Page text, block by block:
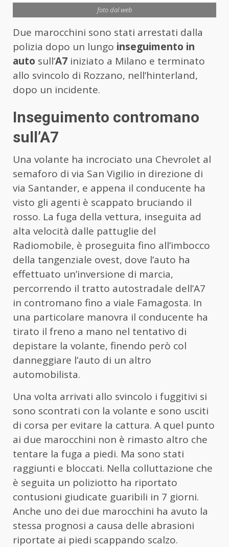
foto dal web
Due marocchini sono stati arrestati dalla
polizia dopo un lungo inseguimento in
auto sull’A7 iniziato a Milano e terminato
allo svincolo di Rozzano, nell’hinterland,
dopo un incidente.
Inseguimento contromano
sull’A7
Una volante ha incrociato una Chevrolet al
semaforo di via San Vigilio in direzione di
via Santander, e appena il conducente ha
visto gli agenti è scappato bruciando il
rosso. La fuga della vettura, inseguita ad
alta velocità dalle pattuglie del
Radiomobile, è proseguita fino all’imbocco
della tangenziale ovest, dove l’auto ha
effettuato un’inversione di marcia,
percorrendo il tratto autostradale dell’A7
in contromano fino a viale Famagosta. In
una particolare manovra il conducente ha
tirato il freno a mano nel tentativo di
depistare la volante, finendo però col
danneggiare l’auto di un altro
automobilista.
Una volta arrivati allo svincolo i fuggitivi si
sono scontrati con la volante e sono usciti
di corsa per evitare la cattura. A quel punto
ai due marocchini non è rimasto altro che
tentare la fuga a piedi. Ma sono stati
raggiunti e bloccati. Nella colluttazione che
è seguita un poliziotto ha riportato
contusioni giudicate guaribili in 7 giorni.
Anche uno dei due marocchini ha avuto la
stessa prognosi a causa delle abrasioni
riportate ai piedi scappando scalzo.